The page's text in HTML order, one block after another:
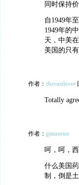
同时保持
自1949年
1949年的
天，中美
美国的只
作者： thesunlover
Totally
作者： gmuoruo
呵，呵，
什么美国
制，倒是